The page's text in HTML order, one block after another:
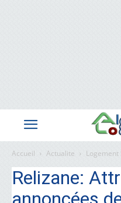
Accueil Actualite Logement
Relizane: